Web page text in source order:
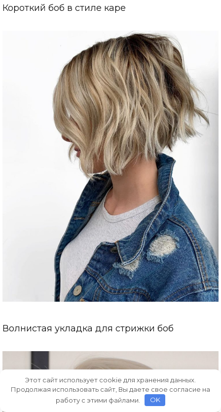
Короткий боб в стиле каре
Волнистая укладка для стрижки боб
Этот сайт использует cookie для хранения данных.
Продолжая использовать сайт, Вы даете свое согласие на
работу с этими файлами.
OK